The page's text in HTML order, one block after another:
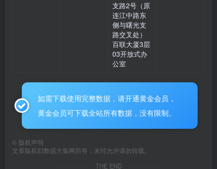
支路2号（原
连江中路东
侧与曙光支
路交叉处）
百联大厦3层
03开放式办
公室
如需下载使用完整数据，请开通黄金会员，
黄金会员可下载全站所有数据，没有限制。
© 版权声明
文章版权归数据大集网所有，未经允许请勿转载。
THE END